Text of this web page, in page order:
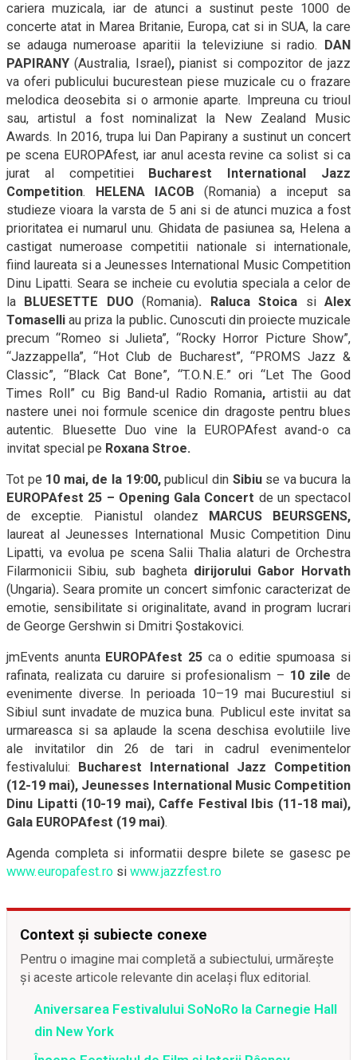
cariera muzicala, iar de atunci a sustinut peste 1000 de
concerte atat in Marea Britanie, Europa, cat si in SUA, la care
se adauga numeroase aparitii la televiziune si radio.
DAN
PAPIRANY (Australia, Israel),pianist si compozitor de jazz
va oferi publicului bucurestean piese muzicale cu o frazare
melodica deosebita si o armonie aparte. Impreuna cu trioul
sau, artistul a fost nominalizat la New Zealand Music
Awards. In 2016, trupa lui Dan Papirany a sustinut un concert
pe scena EUROPAfest, iar anul acesta revine ca solist si ca
jurat al competitiei
Bucharest International Jazz
Competition. HELENA IACOB (Romania) a inceput sa
studieze vioara la varsta de 5 ani si de atunci muzica a fost
prioritatea ei numarul unu. Ghidata de pasiunea sa, Helena a
castigat numeroase competitii nationale si internationale,
fiind laureata si a Jeunesses International Music Competition
Dinu Lipatti. Seara se incheie cu evolutia speciala a celor de
la
BLUESETTE DUO(Romania). Raluca Stoica siAlex
Tomaselliau priza la public. Cunoscuti din proiecte muzicale
precum “Romeo si Julieta”, “Rocky Horror Picture Show”,
“Jazzappella”, “Hot Club de Bucharest”, “PROMS Jazz &
Classic”, “Black Cat Bone”, “T.O.N.E.” ori “Let The Good
Times Roll” cu Big Band-ul Radio Romania, artistii au dat
nastere unei noi formule scenice din dragoste pentru blues
autentic. Bluesette Duo vine la EUROPAfest avand-o ca
invitat special pe Roxana Stroe.
Tot pe 10 mai, de la 19:00,publicul din Sibiuse va bucura la
EUROPAfest 25 – Opening Gala Concert de un spectacol
de exceptie. Pianistul olandez MARCUS BEURSGENS,
laureat al Jeunesses International Music Competition Dinu
Lipatti, va evolua pe scena Salii Thalia alaturi de Orchestra
Filarmonicii Sibiu, sub bagheta dirijorului Gabor Horvath
(Ungaria).Seara promite un concert simfonic caracterizat de
emotie, sensibilitate si originalitate, avand in program lucrari
de George Gershwin si Dmitri Şostakovici.
jmEvents anunta EUROPAfest 25 ca o editie spumoasa si
rafinata, realizata cu daruire si profesionalism – 10 zile de
evenimente diverse. In perioada 10–19 mai Bucurestiul si
Sibiul sunt invadate de muzica buna. Publicul este invitat sa
urmareasca si sa aplaude la scena deschisa evolutiile live
ale invitatilor din 26 de tari in cadrul evenimentelor
festivalului:
Bucharest International Jazz Competition
(12-19 mai), Jeunesses International Music Competition
Dinu Lipatti (10-19 mai), Caffe Festival Ibis (11-18 mai),
Gala EUROPAfest (19 mai).
Agenda completa si informatii despre bilete se gasesc pe
www.europafest.ro si www.jazzfest.ro
Context și subiecte conexe
Pentru o imagine mai completă a subiectului, urmărește
și aceste articole relevante din același flux editorial.
Aniversarea Festivalului SoNoRo la Carnegie Hall
din New York